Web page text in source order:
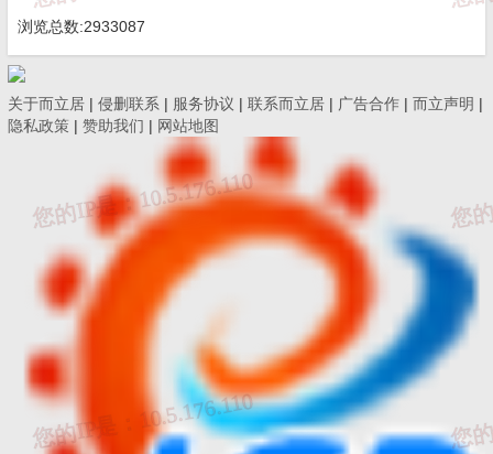
浏览总数:2933087
关于而立居 | 侵删联系 | 服务协议 | 联系而立居 | 广告合作 | 而立声明 |
隐私政策 | 赞助我们 | 网站地图